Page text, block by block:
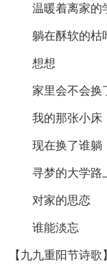
温暖着离家的
躺在酥软的枯
想想
家里会不会换
我的那张小床
现在换了谁躺
寻梦的大学路
对家的思恋
谁能淡忘
【九九重阳节诗歌